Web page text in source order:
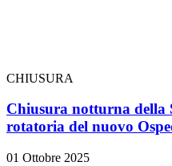
CHIUSURA
Chiusura notturna della
rotatoria del nuovo
01 Ottobre 2025